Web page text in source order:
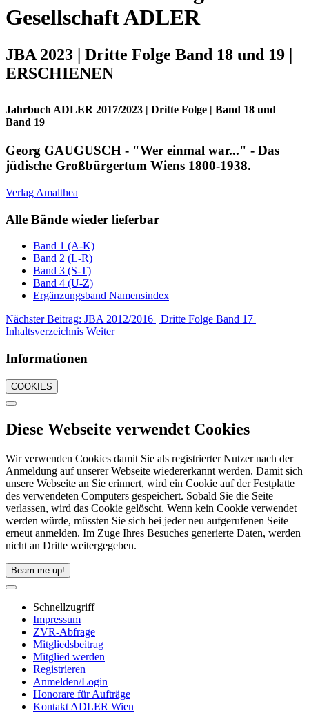
Gesellschaft ADLER
JBA 2023 | Dritte Folge Band 18 und 19 |
ERSCHIENEN
Jahrbuch ADLER 2017/2023 | Dritte Folge | Band 18 und
Band 19
Georg GAUGUSCH - "Wer einmal war..." - Das
jüdische Großbürgertum Wiens 1800-1938.
Verlag Amalthea
Alle Bände wieder lieferbar
Band 1 (A-K)
Band 2 (L-R)
Band 3 (S-T)
Band 4 (U-Z)
Ergänzungsband Namensindex
Nächster Beitrag: JBA 2012/2016 | Dritte Folge Band 17 |
Inhaltsverzeichnis Weiter
Informationen
COOKIES
Diese Webseite verwendet Cookies
Wir verwenden Cookies damit Sie als registrierter Nutzer nach der
Anmeldung auf unserer Webseite wiedererkannt werden. Damit sich
unsere Webseite an Sie erinnert, wird ein Cookie auf der Festplatte
des verwendeten Computers gespeichert. Sobald Sie die Seite
verlassen, wird das Cookie gelöscht. Wenn kein Cookie verwendet
werden würde, müssten Sie sich bei jeder neu aufgerufenen Seite
erneut anmelden. Im Zuge Ihres Besuches generierte Daten, werden
nicht an Dritte weitergegeben.
Beam me up!
Schnellzugriff
Impressum
ZVR-Abfrage
Mitgliedsbeitrag
Mitglied werden
Registrieren
Anmelden/Login
Honorare für Aufträge
Kontakt ADLER Wien